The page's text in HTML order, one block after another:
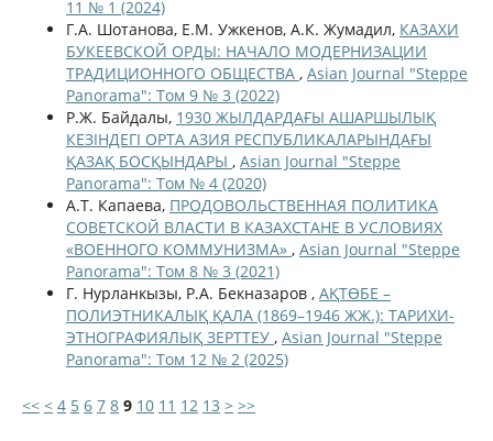
11 № 1 (2024)
Г.А. Шотанова, Е.М. Ужкенов, А.К. Жумадил, КАЗАХИ
БУКЕЕВСКОЙ ОРДЫ: НАЧАЛО МОДЕРНИЗАЦИИ
ТРАДИЦИОННОГО ОБЩЕСТВА , Asian Journal "Steppe
Panorama": Том 9 № 3 (2022)
Р.Ж. Байдалы, 1930 ЖЫЛДАРДАҒЫ АШАРШЫЛЫҚ
КЕЗІНДЕГІ ОРТА АЗИЯ РЕСПУБЛИКАЛАРЫНДАҒЫ
ҚАЗАҚ БОСҚЫНДАРЫ , Asian Journal "Steppe
Panorama": Том № 4 (2020)
А.Т. Капаева, ПРОДОВОЛЬСТВЕННАЯ ПОЛИТИКА
СОВЕТСКОЙ ВЛАСТИ В КАЗАХСТАНЕ В УСЛОВИЯХ
«ВОЕННОГО КОММУНИЗМА» , Asian Journal "Steppe
Panorama": Том 8 № 3 (2021)
Г. Нурланкызы, Р.А. Бекназаров , АҚТӨБЕ –
ПОЛИЭТНИКАЛЫҚ ҚАЛА (1869–1946 ЖЖ.): ТАРИХИ-
ЭТНОГРАФИЯЛЫҚ ЗЕРТТЕУ , Asian Journal "Steppe
Panorama": Том 12 № 2 (2025)
<< < 4 5 6 7 8 9 10 11 12 13 > >>